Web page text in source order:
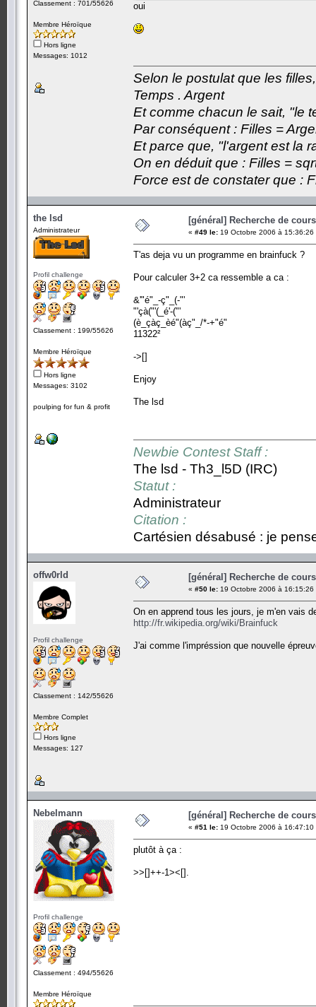
Classement : 701/55626
Membre Héroïque
Hors ligne
Messages: 1012
oui
Selon le postulat que les
Temps . Argent
Et comme chacun le sait, "le
Par conséquent : Filles =
Et parce que, "l'argent est la
On en déduit que : Filles =
Force est de constater que :
the lsd
Administrateur
Profil challenge
Classement : 199/55626
Membre Héroïque
Hors ligne
Messages: 3102
poulping for fun & profit
[général] Recherche de
« #49 le: 19 Octobre 2006 à 15:36:26
T'as deja vu un programme en brainfuck ?
Pour calculer 3+2 ca ressemble a ca :
&'"é"_-ç"_(-"'
"'çà("'(_é'-("'
(è_çàç_èé"(àç"_/*-+"é"
11322²
->[]
Enjoy
The lsd
Newbie Contest Staff :
The lsd - Th3_l5D (IRC)
Statut :
Administrateur
Citation :
Cartésien désabusé : je
offw0rld
Profil challenge
Classement : 142/55626
Membre Complet
Hors ligne
Messages: 127
[général] Recherche de
« #50 le: 19 Octobre 2006 à 16:15:26
On en apprend tous les jours, je m'en vais
http://fr.wikipedia.org/wiki/Brainfuck
J'ai comme l'impréssion que nouvelle
Nebelmann
Profil challenge
Classement : 494/55626
Membre Héroïque
[général] Recherche de
« #51 le: 19 Octobre 2006 à 16:47:10
plutôt à ça :
>>[]++-1><[].